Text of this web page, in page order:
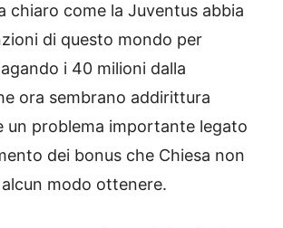
chiaro come la Juventus abbia
di questo mondo per
i 40 milioni dalla
ora sembrano addirittura
un problema importante legato
dei bonus che Chiesa non
modo ottenere.